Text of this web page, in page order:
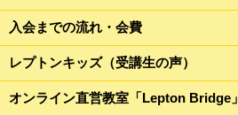
入会までの流れ・会費
レプトンキッズ（受講生の声）
オンライン直営教室「Lepton Bridge」